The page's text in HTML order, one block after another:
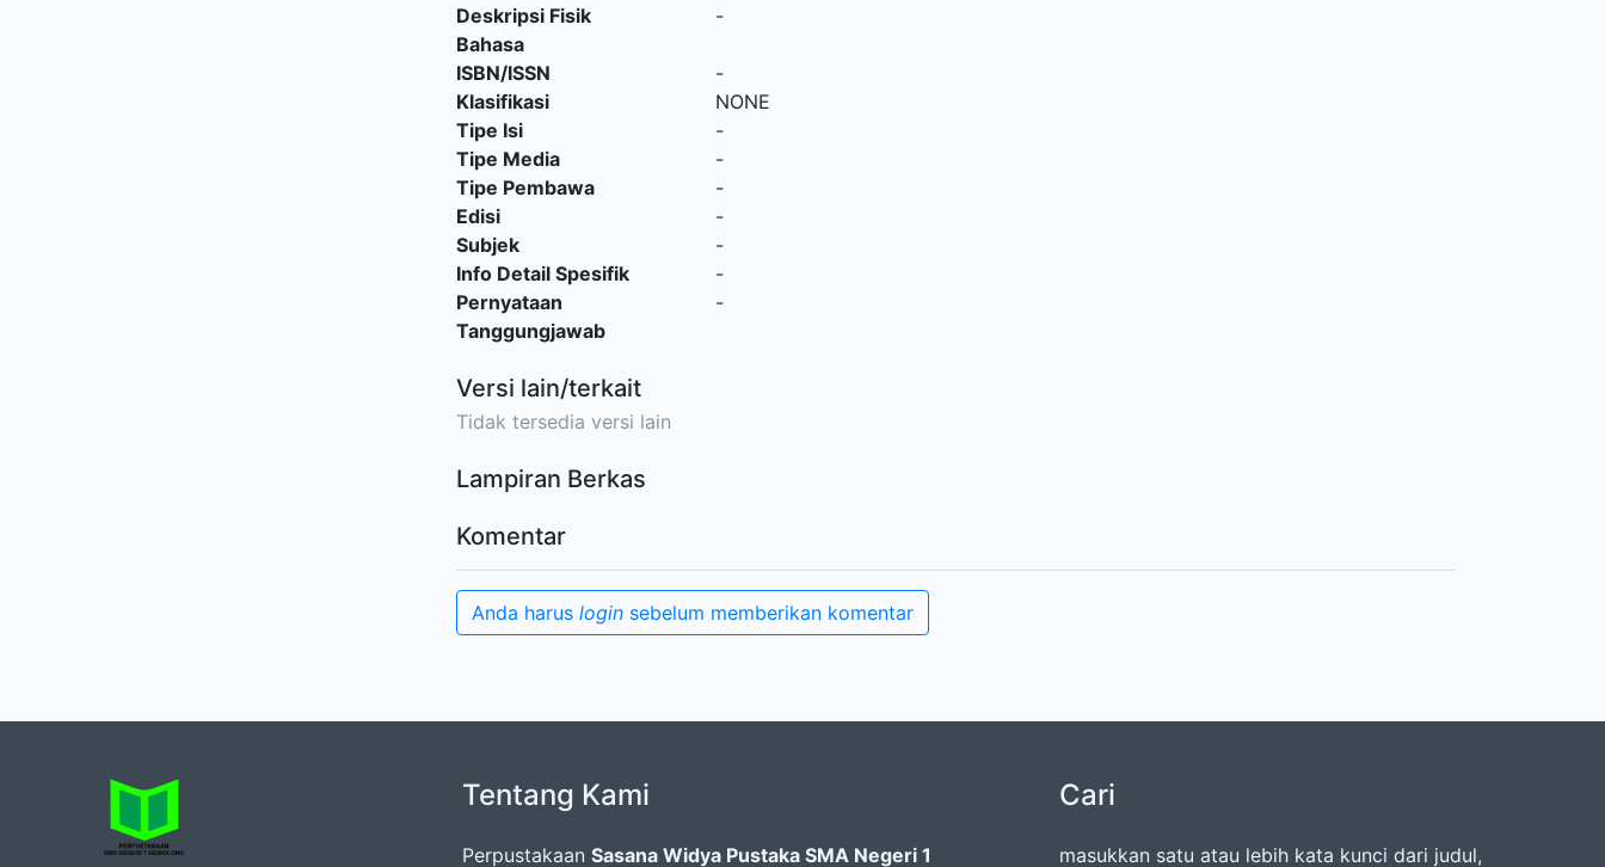
Deskripsi Fisik
-
Bahasa
ISBN/ISSN
-
Klasifikasi
NONE
Tipe Isi
-
Tipe Media
-
Tipe Pembawa
-
Edisi
-
Subjek
-
Info Detail Spesifik
-
Pernyataan
Tanggungjawab
-
Versi lain/terkait
Tidak tersedia versi lain
Lampiran Berkas
Komentar
Anda harus login sebelum memberikan komentar
Tentang Kami
Perpustakaan Sasana Widya Pustaka SMA Negeri 1
Cari
masukkan satu atau lebih kata kunci dari judul,